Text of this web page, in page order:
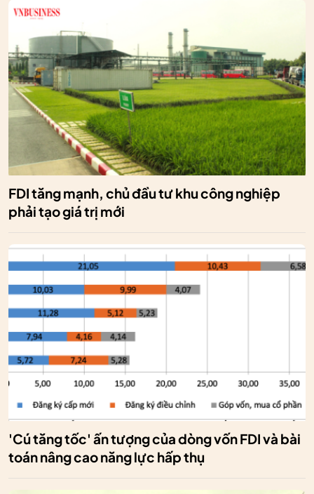
FDI tăng mạnh, chủ đầu tư khu công nghiệp
phải tạo giá trị mới
'Cú tăng tốc' ấn tượng của dòng vốn FDI và bài
toán nâng cao năng lực hấp thụ